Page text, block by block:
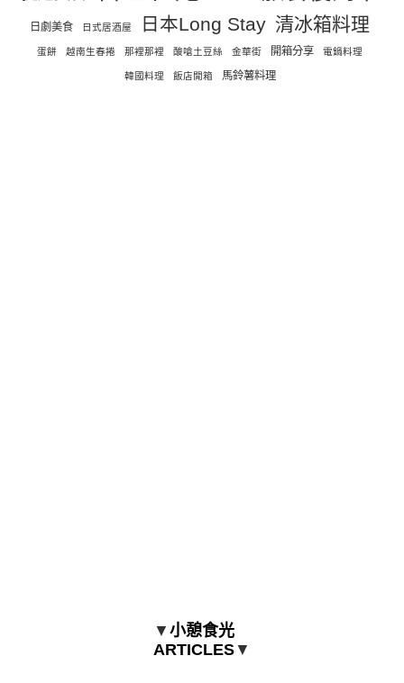
日劇美食 日式居酒屋 日本Long Stay 清冰箱料理
蛋餅 越南生春捲 那裡那裡 酸嗆土豆絲 金華街 開箱分享 電鍋料理
韓國料理 飯店開箱 馬鈴薯料理
▼ 小憩食光
ARTICLES▼